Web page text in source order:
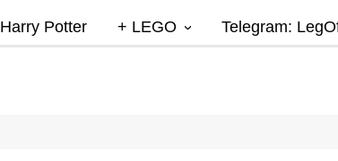
Harry Potter + LEGO Telegram: